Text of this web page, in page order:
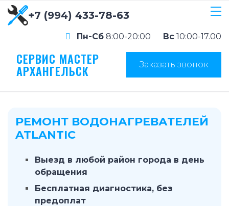
+7 (994) 433-78-63
Пн-Сб 8:00-20:00 Вс 10:00-17.00
СЕРВИС МАСТЕР
АРХАНГЕЛЬСК Заказать звонок
РЕМОНТ ВОДОНАГРЕВАТЕЛЕЙ
ATLANTIC
Выезд в любой район города в день
обращения
Бесплатная диагностика, без
предоплат